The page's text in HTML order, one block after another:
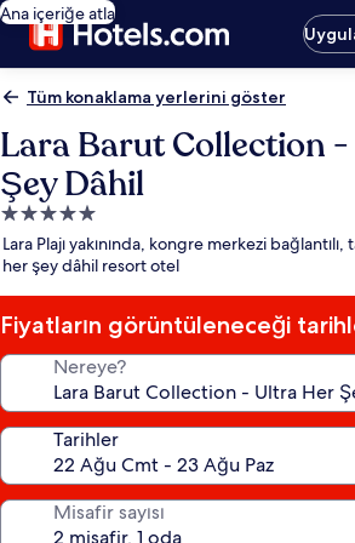
Ana içeriğe atla
Tüm konaklama yerlerini göster
Lara Barut Collection
Şey Dâhil
5.0
yıldızlı
konaklama
yeri
Lara Plajı yakınında, kongre merkezi bağlantılı,
her şey dâhil resort otel
Fiyatların görüntüleneceği
Nereye?
Tarihler
Misafir sayısı